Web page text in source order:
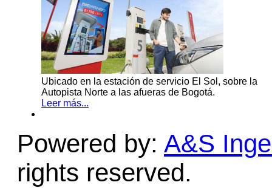
Ubicado en la estación de servicio El Sol, sobre la
Autopista Norte a las afueras de Bogotá.
Leer más...
Powered by: A&S
rights reserved.